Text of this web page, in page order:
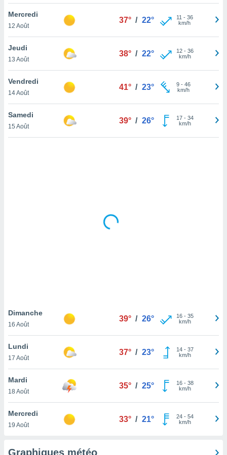
votre
à
en
le
notre
que
et que
Mercredi
12 Août
37° / 22° 11 - 36
km/h
Jeudi
13 Août
38° / 22° 12- 36
km/h
Vendredi
14 Août
41° / 23° 9- 46
km/h
Samedi
15 Août
39° / 26° 17- 34
km/h
Dimanche
16 Août
39° / 26° 16- 35
km/h
Lundi
17 Août
37° / 23° 14- 37
km/h
Mardi
18 Août
35° / 25° 16- 38
km/h
Mercredi
19 Août
33° / 21° 24- 54
km/h
Graphiques météo